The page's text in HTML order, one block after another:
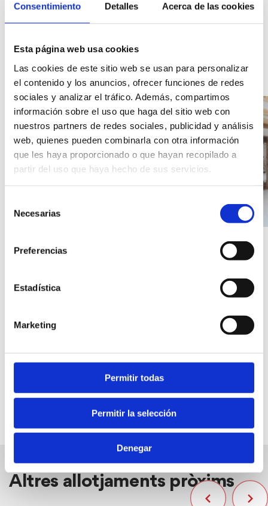
Consentimiento Detalles Acerca de las cookies
Esta página web usa cookies
Las cookies de este sitio web se usan para personalizar
el contenido y los anuncios, ofrecer funciones de redes
sociales y analizar el tráfico. Además, compartimos
información sobre el uso que haga del sitio web con
nuestros partners de redes sociales, publicidad y análisis
web, quienes pueden combinarla con otra información
que les haya proporcionado o que hayan recopilado a
partir del uso que haya hecho de sus servicios.
Necesarias
Preferencias
Estadística
Marketing
Permitir todas
Permitir la selección
Denegar
Galeria
Galeria
d'imatges
de
l'allotjament
Hàbitat
Dénia.
Altres allotjaments pròxims